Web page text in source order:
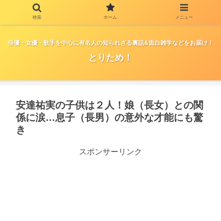
俳優・女優・歌手を中心に有名人の知られざる裏話&面白雑学などをお届け！
とりため！
安達祐実の子供は２人！娘（長女）との関
係に涙…息子（長男）の意外な才能にも驚
き
スポンサーリンク
検索 ホーム メニュー